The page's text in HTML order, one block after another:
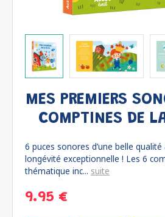
MES PREMIERS
COMPTINES DE
6 puces sonores d’une belle qualité
longévité exceptionnelle ! Les 6
thématique inc... suite
9.95 €